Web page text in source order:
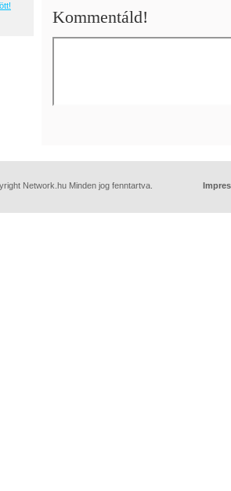
Kommentáld!
Network.hu Minden jog fenntartva.